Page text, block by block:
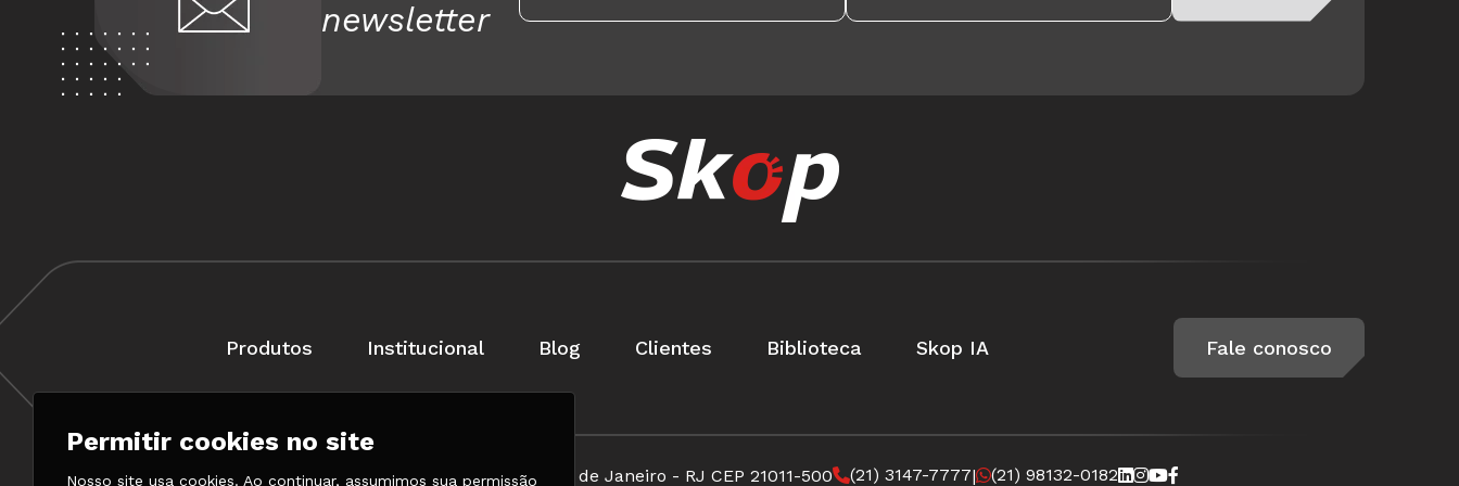
newsletter
Produtos Institucional Blog Clientes Biblioteca Skop IA Fale conosco
Rua Braga, 57, Penha Circular Rio de Janeiro - RJ CEP 21011-500 (21) 3147-7777| (21) 98132-0182
Permitir cookies no site
Nosso site usa cookies. Ao continuar, assumimos sua permissão